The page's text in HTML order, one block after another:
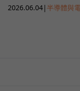
2026.06.04|半導體與